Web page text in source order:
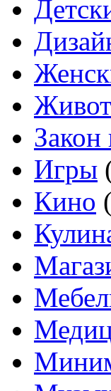
Закон
Игры
Кино